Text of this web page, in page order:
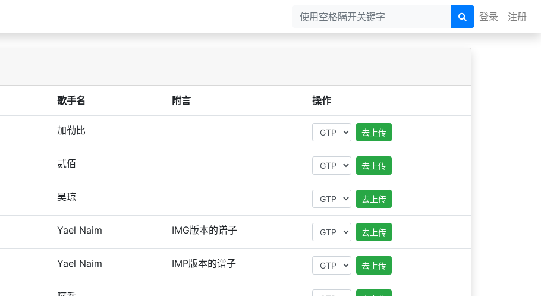
登录 注册
歌手名 附言 操作
加勒比 去上传
贰佰 去上传
吴琼 去上传
Yael Naim IMG版本的谱子 去上传
Yael Naim IMP版本的谱子 去上传